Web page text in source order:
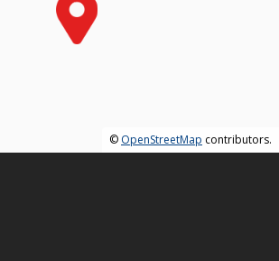
© OpenStreetMap contributors.